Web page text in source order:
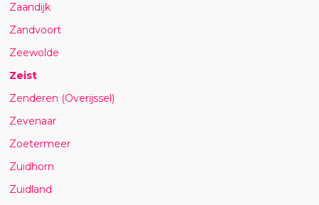
Zaandijk
Zandvoort
Zeewolde
Zeist
Zenderen (Overijssel)
Zevenaar
Zoetermeer
Zuidhorn
Zuidland